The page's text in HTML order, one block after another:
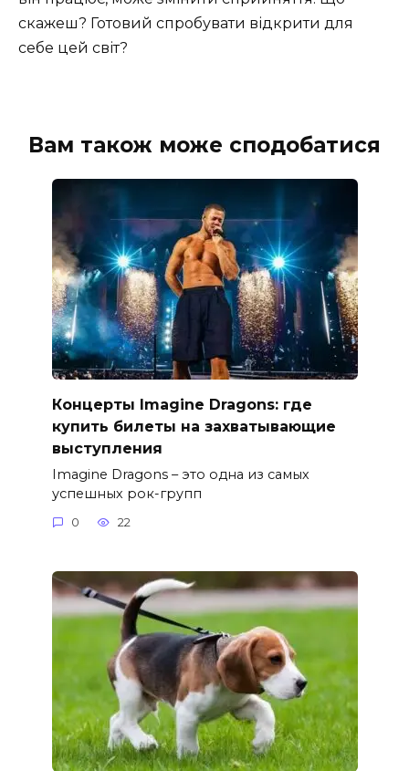
скажеш? Готовий спробувати відкрити для
себе цей світ?
Вам також може сподобатися
Концерты Imagine Dragons: где
купить билеты на захватывающие
выступления
Imagine Dragons – это одна из самых
успешных рок-групп
0 22